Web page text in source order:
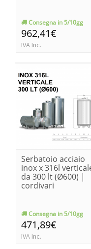
Consegna in 5/10gg
962,41€
IVA Inc.
Serbatoio acciaio
inox x 316l
da 300 lt (Ø600) |
cordivari
Consegna in 5/10gg
471,89€
IVA Inc.